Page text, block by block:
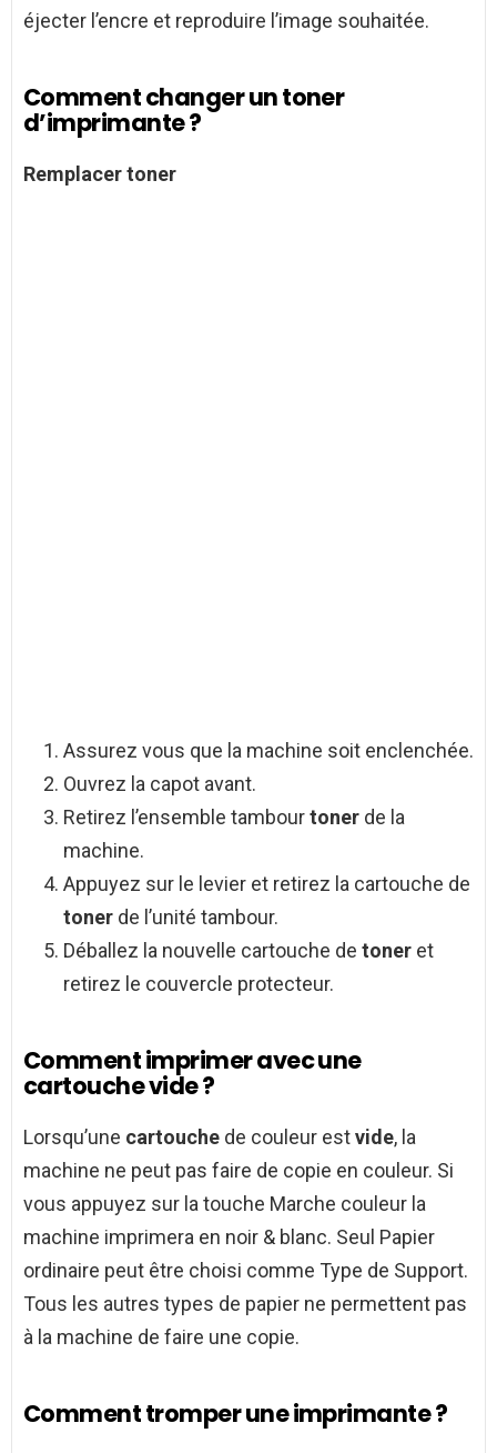
éjecter l’encre et reproduire l’image souhaitée.
Comment changer un toner
d’imprimante ?
Remplacertoner
Assurez vous que la machine soit enclenchée.
Ouvrez la capot avant.
Retirez l’ensemble tambourtoner de la
machine.
Appuyez sur le levier et retirez la cartouche de
toner de l’unité tambour.
Déballez la nouvelle cartouche de toner et
retirez le couvercle protecteur.
Comment imprimer avec une
cartouche vide ?
Lorsqu’une cartouche de couleur estvide, la
machine ne peut pas faire de copie en couleur. Si
vous appuyez sur la touche Marche couleur la
machine imprimera en noir & blanc. Seul Papier
ordinaire peut être choisi comme Type de Support.
Tous les autres types de papier ne permettent pas
à la machine de faire une copie.
Comment tromper une imprimante ?